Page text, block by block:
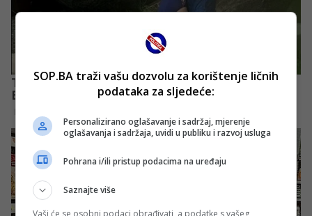
SOP.BA traži vašu dozvolu za korištenje ličnih
podataka za sljedeće:
Personalizirano oglašavanje i sadržaj, mjerenje
oglašavanja i sadržaja, uvidi u publiku i razvoj usluga
Pohrana i/ili pristup podacima na uređaju
Saznajte više
Vaši će se osobni podaci obrađivati, a podatke s vašeg